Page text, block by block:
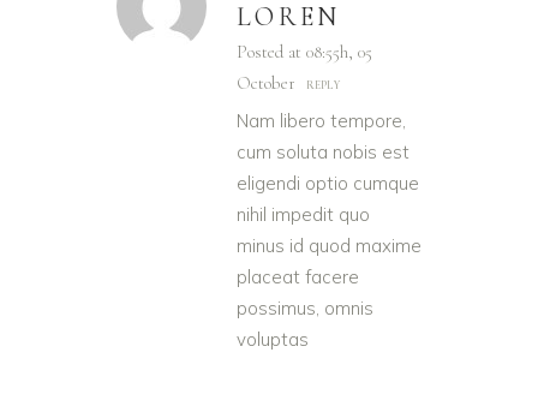
LOREN
Posted at 08:55h, 05
October
REPLY
Nam libero tempore,
cum soluta nobis est
eligendi optio cumque
nihil impedit quo
minus id quod maxime
placeat facere
possimus, omnis
voluptas